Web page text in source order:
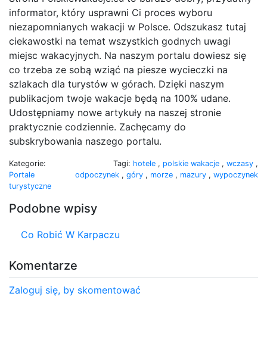
informator, który usprawni Ci proces wyboru
niezapomnianych wakacji w Polsce. Odszukasz tutaj
ciekawostki na temat wszystkich godnych uwagi
miejsc wakacyjnych. Na naszym portalu dowiesz się
co trzeba ze sobą wziąć na piesze wycieczki na
szlakach dla turystów w górach. Dzięki naszym
publikacjom twoje wakacje będą na 100% udane.
Udostępniamy nowe artykuły na naszej stronie
praktycznie codziennie. Zachęcamy do
subskrybowania naszego portalu.
Kategorie:
Portale
turystyczne
Tagi: hotele , polskie wakacje , wczasy ,
odpoczynek , góry , morze , mazury , wypoczynek
Podobne wpisy
Co Robić W Karpaczu
Komentarze
Zaloguj się, by skomentować